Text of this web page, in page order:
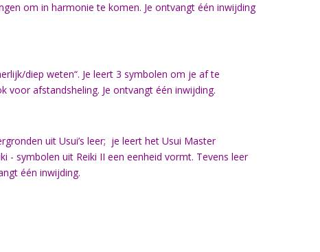
om in harmonie te komen. Je ontvangt één inwijding
diep weten“. Je leert 3 symbolen om je af te
voor afstandsheling. Je ontvangt één inwijding.
uit Usui’s leer; je leert het Usui Master
- symbolen uit Reiki II een eenheid vormt. Tevens leer
één inwijding.